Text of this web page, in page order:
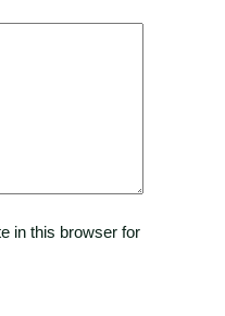
in this browser for